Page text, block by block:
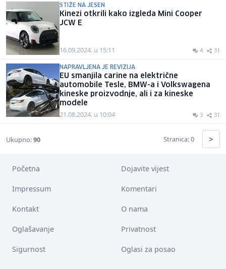
STIŽE NA JESEN
Kinezi otkrili kako izgleda Mini Cooper
JCW E
16.09.2024. u 15:11 4 31
NAPRAVLJENA JE REVIZIJA
EU smanjila carine na električne
automobile Tesle, BMW-a i Volkswagena
kineske proizvodnje, ali i za kineske
modele
21.08.2024. u 10:04 3 31
Ukupno:90 Stranica: 0 >
Početna Dojavite vijest
Impressum Komentari
Kontakt O nama
Oglašavanje Privatnost
Sigurnost Oglasi za posao